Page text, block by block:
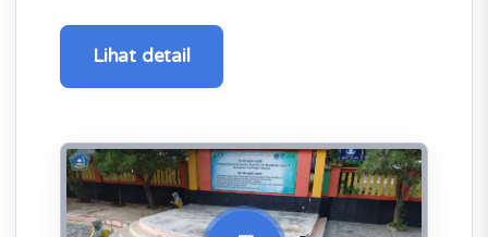
Lihat detail